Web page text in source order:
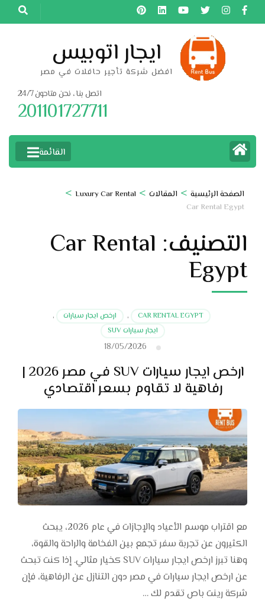
تخطى
إلى
ايجار اتوبيس
افضل شركة تأجير حافلات في مصر
اتصل بنا ، نحن متاحون 24/7
201101727711
القائمة
الصفحة الرئيسية > المقالات >
Luxury Car Rental
>
Car Rental Egypt
التصنيف: Car Rental
Egypt
CAR RENTAL EGYPT
, ارخص ايجار سيارات
,
ايجار سيارات SUV
18/05/2026
ارخص ايجار سيارات SUV في مصر 2026 |
رفاهية لا تقاوم بسعر اقتصادي
مع اقتراب موسم الأعياد والإجازات في عام 2026، يبحث
الكثيرون عن تجربة سفر تجمع بين الفخامة والراحة والقوة،
وهنا تبرز ارخص ايجار سيارات SUV كخيار مثالي. إذا كنت تبحث
عن ارخص ايجار سيارات في مصر دون التنازل عن الرفاهية، فإن
شركة رينت باص تقدم لك …